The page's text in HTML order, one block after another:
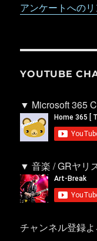
アンケートへのリ
YOUTUBE
▼ Microsoft 365
▼ 音楽 / GRヤリ
チャンネル登録